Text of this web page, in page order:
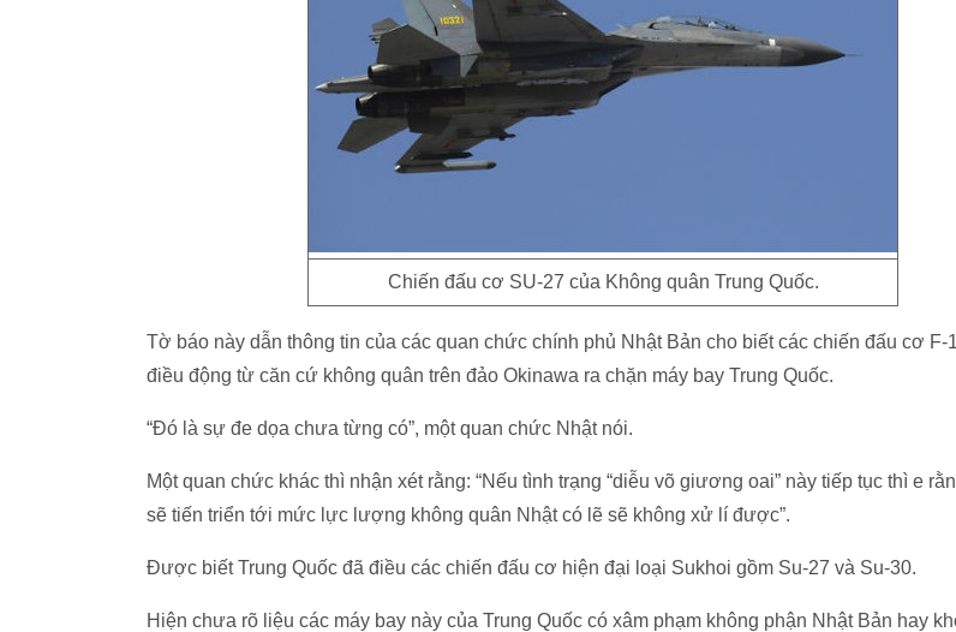
Chiến đấu cơ SU-27 của Không quân Trung Quốc.
Tờ báo này dẫn thông tin của các quan chức chính phủ Nhật Bản cho biết các chiến đấu cơ
điều động từ căn cứ không quân trên đảo Okinawa ra chặn máy bay Trung Quốc.
“Đó là sự đe dọa chưa từng có”, một quan chức Nhật nói.
Một quan chức khác thì nhận xét rằng: “Nếu tình trạng “diễu võ giương oai” này tiếp tục thì e
sẽ tiến triển tới mức lực lượng không quân Nhật có lẽ sẽ không xử lí được”.
Được biết Trung Quốc đã điều các chiến đấu cơ hiện đại loại Sukhoi gồm Su-27 và Su-30.
Hiện chưa rõ liệu các máy bay này của Trung Quốc có xâm phạm không phận Nhật Bản hay